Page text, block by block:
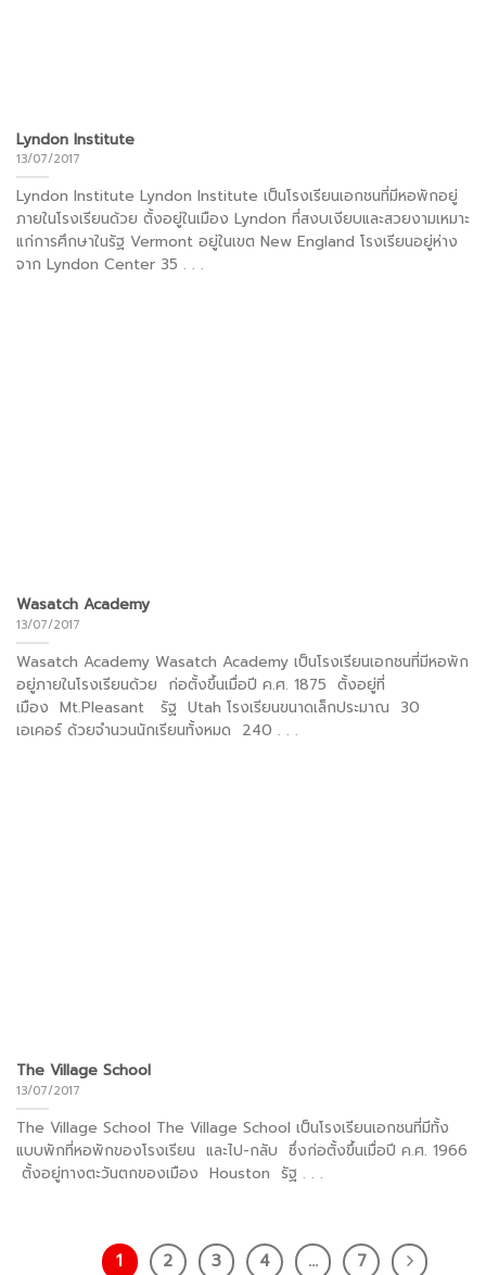
Lyndon Institute
13/07/2017
Lyndon Institute Lyndon Institute เป็นโรงเรียนเอกชนที่มีหอพักอยู่
ภายในโรงเรียนด้วย ตั้งอยู่ในเมือง Lyndon ที่สงบเงียบและสวยงามเหมาะ
แก่การศึกษาในรัฐ Vermont อยู่ในเขต New England โรงเรียนอยู่ห่าง
จาก Lyndon Center 35 . . .
Wasatch Academy
13/07/2017
Wasatch Academy Wasatch Academy เป็นโรงเรียนเอกชนที่มีหอพัก
อยู่ภายในโรงเรียนด้วย ก่อตั้งขึ้นเมื่อปี ค.ศ. 1875 ตั้งอยู่ที่
เมือง Mt.Pleasant รัฐ Utah โรงเรียนขนาดเล็กประมาณ 30
เอเคอร์ ด้วยจำนวนนักเรียนทั้งหมด 240 . . .
The Village School
13/07/2017
The Village School The Village School เป็นโรงเรียนเอกชนที่มีทั้ง
แบบพักที่หอพักของโรงเรียน และไป-กลับ ซึ่งก่อตั้งขึ้นเมื่อปี ค.ศ. 1966
ตั้งอยู่ทางตะวันตกของเมือง Houston รัฐ . . .
1 2 3 4 … 7